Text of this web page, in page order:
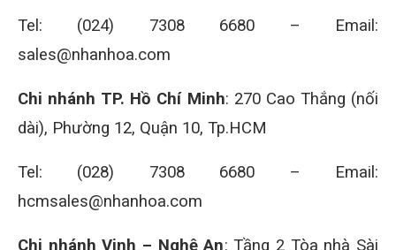
Tel: (024) 7308 6680 – Email:
sales@nhanhoa.com
Chi nhánh TP. Hồ Chí Minh: 270 Cao Thắng (nối
dài), Phường 12, Quận 10, Tp.HCM
Tel: (028) 7308 6680 – Email:
hcmsales@nhanhoa.com
Chi nhánh Vinh – Nghệ An: Tầng 2 Tòa nhà Sài